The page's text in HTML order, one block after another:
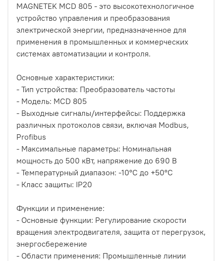
MAGNETEK MCD 805 - это высокотехнологичное
устройство управления и преобразования
электрической энергии, предназначенное для
применения в промышленных и коммерческих
системах автоматизации и контроля.
Основные характеристики:
- Тип устройства: Преобразователь частоты
- Модель: MCD 805
- Выходные сигналы/интерфейсы: Поддержка
различных протоколов связи, включая Modbus,
Profibus
- Максимальные параметры: Номинальная
мощность до 500 кВт, напряжение до 690 В
- Температурный диапазон: -10°C до +50°C
- Класс защиты: IP20
Функции и применение:
- Основные функции: Регулирование скорости
вращения электродвигателя, защита от перегрузок,
энергосбережение
- Области применения: Промышленные линии